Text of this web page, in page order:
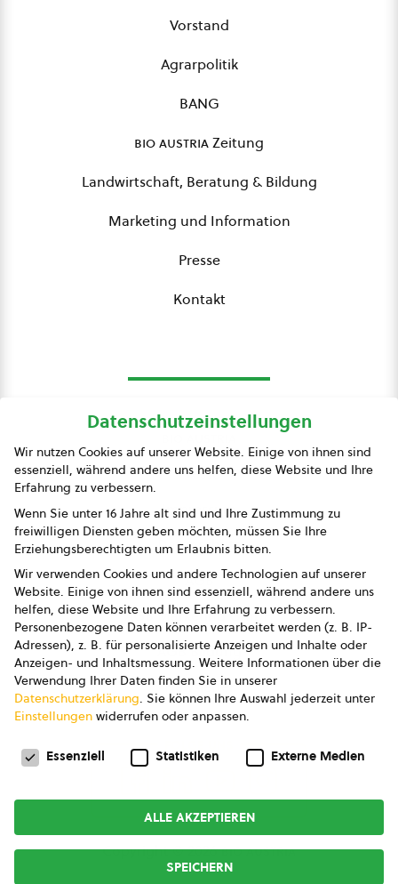
Vorstand
Agrarpolitik
BANG
bio austriaZeitung
Landwirtschaft, Beratung & Bildung
Marketing und Information
Presse
Kontakt
Presse
Impressum
Datenschutz
AGB
AGB Marketing GmbH
AGB Bildung
Newsletter
Copyright © 2026bio austria
Datenschutzeinstellungen
Wir nutzen Cookies auf unserer Website. Einige von ihnen sind
essenziell, während andere uns helfen, diese Website und Ihre
Erfahrung zu verbessern.
Wenn Sie unter 16 Jahre alt sind und Ihre Zustimmung zu
freiwilligen Diensten geben möchten, müssen Sie Ihre
Erziehungsberechtigten um Erlaubnis bitten.
Wir verwenden Cookies und andere Technologien auf unserer
Website. Einige von ihnen sind essenziell, während andere uns
helfen, diese Website und Ihre Erfahrung zu verbessern.
Personenbezogene Daten können verarbeitet werden (z. B. IP-
Adressen), z. B. für personalisierte Anzeigen und Inhalte oder
Anzeigen- und Inhaltsmessung. Weitere Informationen über die
Verwendung Ihrer Daten finden Sie in unserer
Datenschutzerklärung. Sie können Ihre Auswahl jederzeit unter
Einstellungen widerrufen oder anpassen.
Datenschutzeinstellungen
Essenziell Statistiken Externe Medien
ALLE AKZEPTIEREN
SPEICHERN